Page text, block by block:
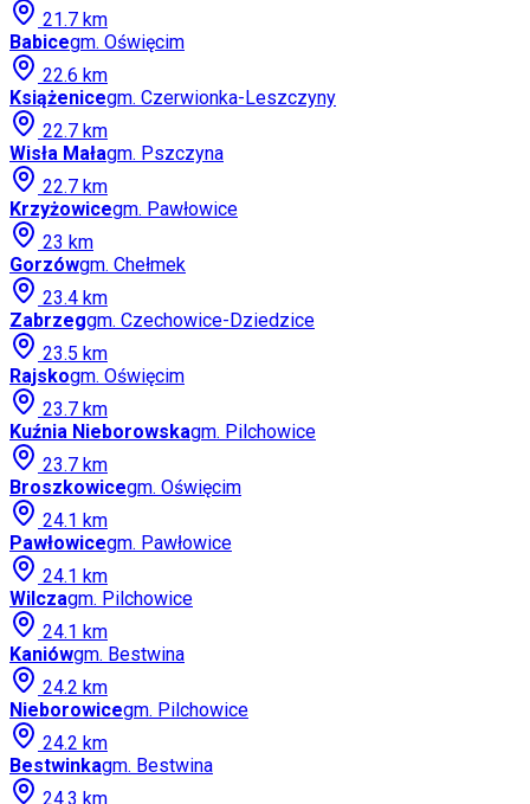
21.7 km
Babicegm. Oświęcim
22.6 km
Książenicegm. Czerwionka-Leszczyny
22.7 km
Wisła Małagm. Pszczyna
22.7 km
Krzyżowicegm. Pawłowice
23 km
Gorzówgm. Chełmek
23.4 km
Zabrzeggm. Czechowice-Dziedzice
23.5 km
Rajskogm. Oświęcim
23.7 km
Kuźnia Nieborowskagm. Pilchowice
23.7 km
Broszkowicegm. Oświęcim
24.1 km
Pawłowicegm. Pawłowice
24.1 km
Wilczagm. Pilchowice
24.1 km
Kaniówgm. Bestwina
24.2 km
Nieborowicegm. Pilchowice
24.2 km
Bestwinkagm. Bestwina
24.3 km